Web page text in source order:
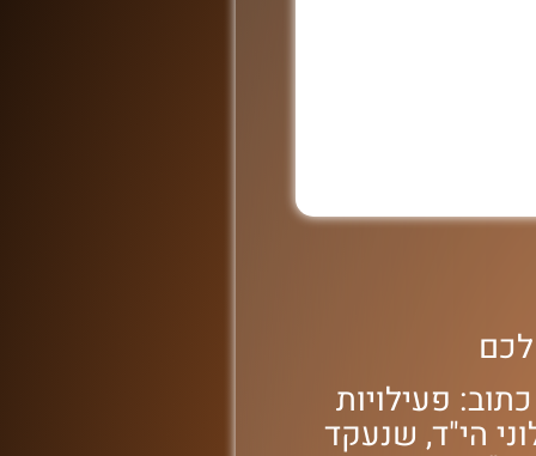
פעילויות
הי"ד, שנעקד